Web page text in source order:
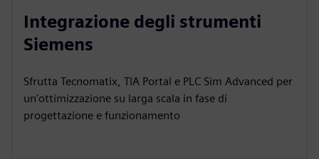
Integrazione degli strumenti
Siemens
Sfrutta Tecnomatix, TIA Portal e PLC Sim Advanced per
un'ottimizzazione su larga scala in fase di
progettazione e funzionamento